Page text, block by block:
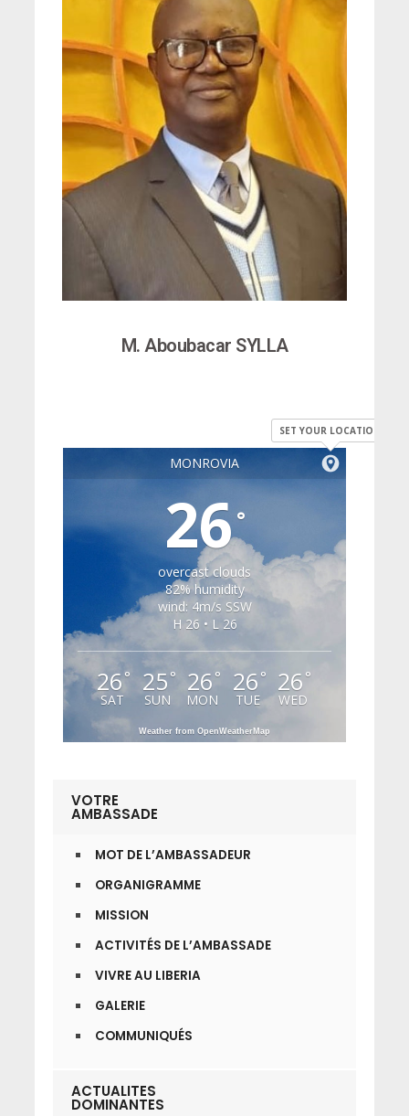
M. Aboubacar SYLLA
MONROVIA
SET YOUR LOCATION
26°
overcast clouds
82% humidity
wind: 4m/s SSW
H 26 • L 26
26°
SAT
25°
SUN
26 °
MON
26 °
TUE
26 °
WED
Weather from OpenWeatherMap
VOTRE
AMBASSADE
MOT DE L’AMBASSADEUR
ORGANIGRAMME
MISSION
ACTIVITÉS DE L’AMBASSADE
VIVRE AU LIBERIA
GALERIE
COMMUNIQUÉS
ACTUALITES
DOMINANTES